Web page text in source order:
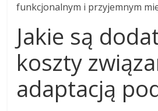
funkcjonalnym i przyjemnym
Jakie są
koszty
adaptacją